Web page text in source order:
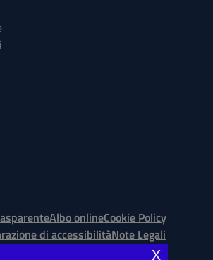
Albo onlineCookie Policy
di accessibilitàNote Legali
x